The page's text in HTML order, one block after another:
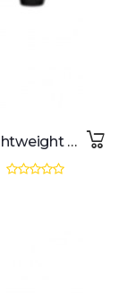
Mesa Boogie Subway D-800 Ultra-lightweight Bass Head